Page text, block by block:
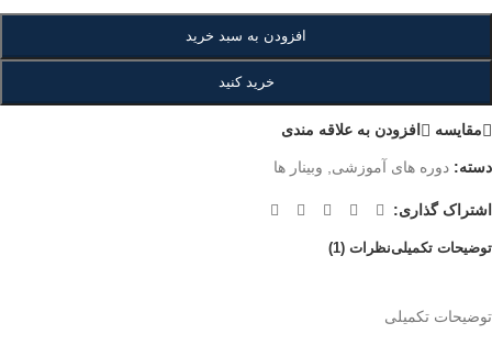
افزودن به سبد خرید
خرید کنید
مقايسه افزودن به علاقه مندی
دسته: دوره های آموزشی وبینار ها
اشتراک گذاری:
توضیحات تکمیلینظرات (1)
توضیحات تکمیلی